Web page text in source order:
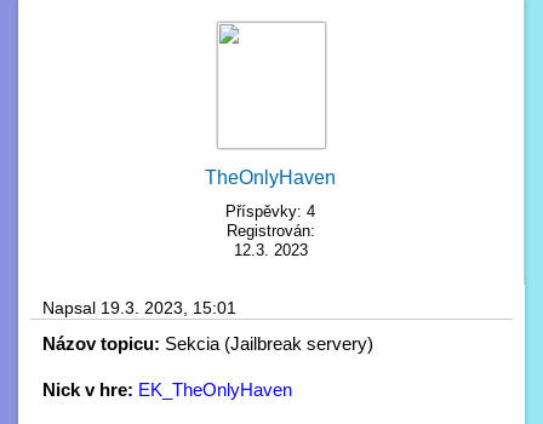
TheOnlyHaven
Příspěvky: 4
Registrován:
12.3. 2023
Napsal 19.3. 2023, 15:01
Názov topicu: Sekcia (Jailbreak servery)
Nick v hre: EK_TheOnlyHaven